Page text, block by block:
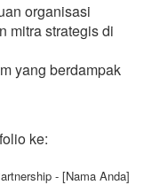
organisasi
mitra strategis di
yang berdampak
ke:
- [Nama Anda]